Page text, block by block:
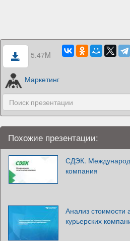
5.47M
Маркетинг
Похожие презентации:
СДЭК.
компания
Анализ стоимости
курьерских